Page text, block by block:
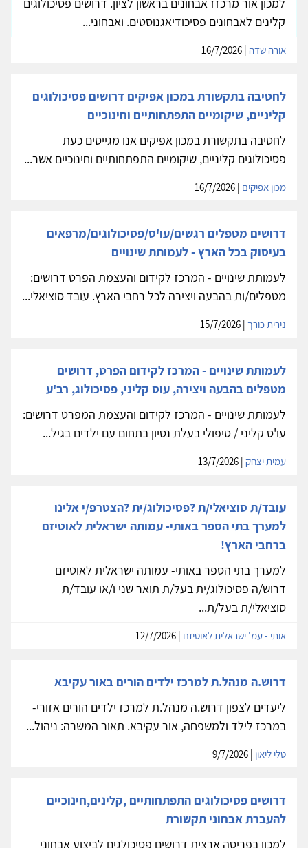
למכון אור מרכזז אבחונים בראשון לציון. דרושים פסיכולוגים
קלינים לאבחונים פסיכודיאגנוסטים. ואבחוני...
אורה שדה
לחטיבה בתקשורת במכון אפיקים דרושים פסיכולוגים
קליניים, שיקומיים התפתחותיים וחינוכיים
לחטיבה בתקשורת במכון אפיקים אנו מגייסים כעת
פסיכולוגים קליניים, שיקומיים התפתחותיים וחינוכיים אשר...
מכון אפיקים
דרושים מטפלים רגשים/עו'ס/פסיכולוגים/מרפאים
בעיסוק בכל הארץ - לעמותת שינויים
לעמותת שינויים - המרכז לקידום והעצמת הפרט דרושים:
מטפלים/ות בהבעה ויצירה לכל רחבי הארץ. עובד סוציאלי...
נירית כורך
לעמותת שינויים - המרכז לקידום הפרט, דרושים
מטפלים בהבעה ויצירה, עוס קליני, פסיכולוג, רב'ע
לעמותת שינויים - המרכז לקידום והעצמת המפרט דרושים:
עו'ס קליני / טיפולי בעלת נסיון בתחום עם ילדים בגיל...
עמית יצחק
עובד/ת סוציאלי/ת ?פסיכולוג/ית ?הצטרפ/י אלינו
למערך בתי הספר באותי- עמותה ישראלית לאוטיזם
ברחבי הארץ!
למערך בתי הספר באותי- עמותה ישראלית לאוטיזם
דרוש/ה פסיכולוג/ית בעל/ת תואר שני ו/או עובד/ת
סוציאלי/ת בעל/ת...
אותי - עמ' ישראלית לאוטיזם
דרוש.ה מנהל.ת למרכז ילדים הורים באור עקיבא
ליעדים לצפון דרוש.ה מנהל.ת למרכז ילדים הורים אזורי-
במרכז לילד ולמשפחה, אור עקיבא. תאור המשרה: ניהול...
טלי ליאון
דרושים פסיכולוגים התפתחותיים ,קלינים,חינוכיים
להעברת אבחוני תקשורת
למכון בפריסה ארצית דרושים פסיכולגים לביצוע אבחוני